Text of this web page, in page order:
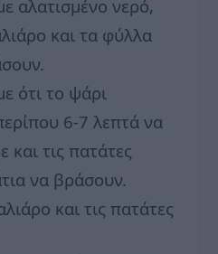
αλατισμένο νερό,
και τα φύλλα
ότι το ψάρι
6-7 λεπτά να
και τις πατάτες
να βράσουν.
και τις πατάτες